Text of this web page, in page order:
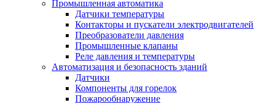
Промышленная автоматика
Датчики температуры
Контакторы и пускатели электродвигателей
Преобразователи давления
Промышленные клапаны
Реле давления и температуры
Автоматизация и безопасность зданий
Датчики
Компоненты для горелок
Пожарообнаружение